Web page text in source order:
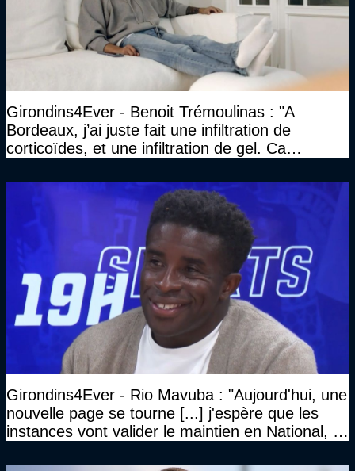
Girondins4Ever - Benoit Trémoulinas : "A
Bordeaux, j’ai juste fait une infiltration de
corticoïdes, et une infiltration de gel. Ca
Girondins4Ever - Rio Mavuba : "Aujourd'hui, une
nouvelle page se tourne [...] j'espère que les
instances vont valider le maintien en National, et
haut niveau"